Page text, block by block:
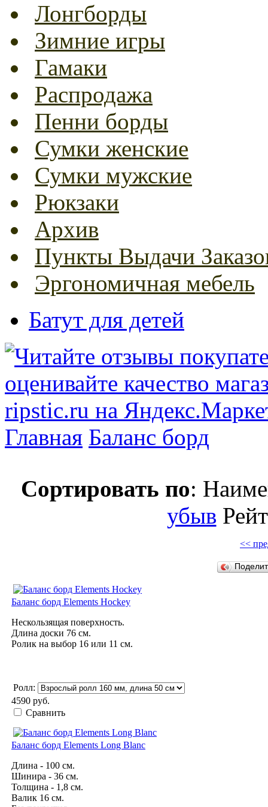
Лонгборды
Зимние игры
Гамаки
Распродажа
Пенни борды
Сумки женские
Сумки мужские
Рюкзаки
Архив
Пункты Выдачи
Эргономичная мебель
Батут для детей
Главная Баланс борд
Сортировать по:
убыв
<<
Баланс борд Elements Hockey
Нескользящая поверхность.
Длина доски 76 см.
Ролик на выбор 16 или 11 см.
Ролл:
4590 руб.
Сравнить
Баланс борд Elements Long Blanc
Длина - 100 см.
Шинира - 36 см.
Толщина - 1,8 см.
Валик 16 см.